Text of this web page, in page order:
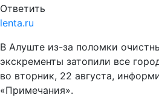
Ответить
lenta.ru
В Алуште из-за поломки
экскременты затопили все
во вторник, 22 августа,
«Примечания».